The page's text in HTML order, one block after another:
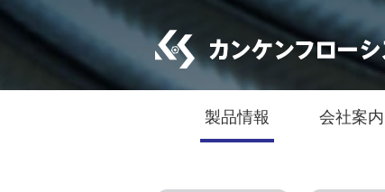
製品情報 会社案内